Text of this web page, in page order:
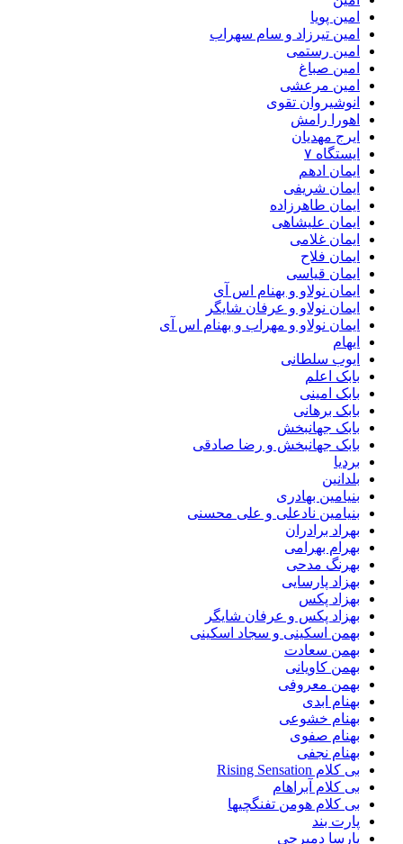
امین پویا
امین تیرزاد و سام سهراب
امین رستمی
امین صباغ
امین مرعشی
انوشیروان تقوی
اهورا رامش
ایرج مهدیان
ایستگاه ۷
ایمان ادهم
ایمان شریفی
ایمان طاهرزاده
ایمان علیشاهی
ایمان غلامی
ایمان فلاح
ایمان قیاسی
ایمان نولاو و بهنام اس آی
ایمان نولاو و عرفان شایگر
ایمان نولاو و مهراب و بهنام اس آی
ایهام
ایوب سلطانی
بابک اعلم
بابک امینی
بابک برهانی
بابک جهانبخش
بابک جهانبخش و رضا صادقی
بردیا
بلدانین
بنیامین بهادری
بنیامین نادعلی و علی محسنی
بهراد برادران
بهرام بهرامی
بهرنگ مدحی
بهزاد پارسایی
بهزاد پکس
بهزاد پکس و عرفان شایگر
بهمن اسکینی و سجاد اسکینی
بهمن سعادت
بهمن کاویانی
بهمن معروفی
بهنام ابدی
بهنام خشوعی
بهنام صفوی
بهنام نجفی
بی کلام Rising Sensation
بی کلام آبراهام
بی کلام هومن تفنگچیها
پارت بند
پارسا دمیرچی